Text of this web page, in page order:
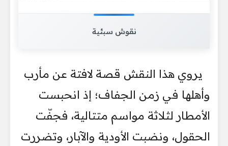
نقوش سبئية
يروي هذا النقش قصة لافتة عن مأرب
وأهلها في زمن الجفاف؛ إذ انحبست
الأمطار لثلاثة مواسم متتالية، فجفّت
الحقول، ونضبت الأودية والآبار، وتضررت